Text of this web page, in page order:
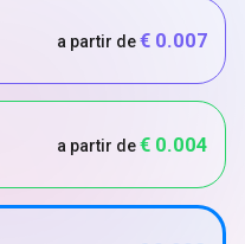
a partir de€ 0.007
a partir de€ 0.004